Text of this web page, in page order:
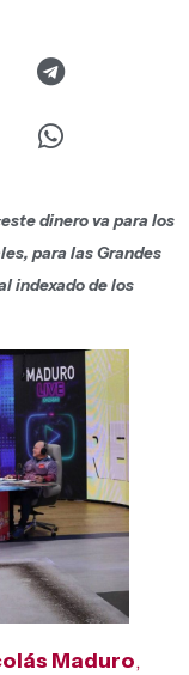
dinero va para los
para las Grandes
indexado de los
Maduro,